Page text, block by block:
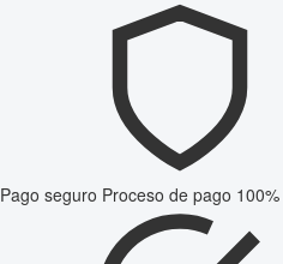
Pago seguro Proceso de pago